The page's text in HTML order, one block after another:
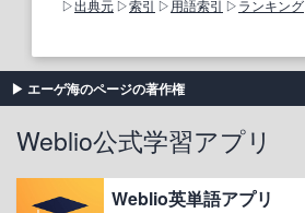
出典元 索引 用語索引 ランキング
エーゲ海のページの著作権
Weblio公式学習アプリ
Weblio英単語アプリ